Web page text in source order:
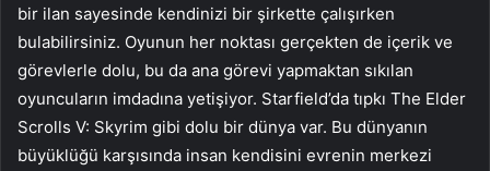
bir ilan sayesinde kendinizi bir şirkette çalışırken
bulabilirsiniz. Oyunun her noktası gerçekten de içerik ve
görevlerle dolu, bu da ana görevi yapmaktan sıkılan
oyuncuların imdadına yetişiyor. Starfield’da tıpkı The Elder
Scrolls V: Skyrim gibi dolu bir dünya var. Bu dünyanın
büyüklüğü karşısında insan kendisini evrenin merkezi